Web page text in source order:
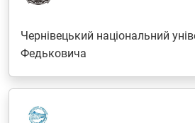
Чернівецький національний
Федьковича